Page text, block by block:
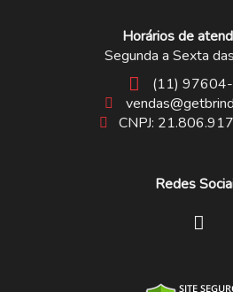
Horários de
Segunda a Sexta
(11)
CNPJ:
Redes